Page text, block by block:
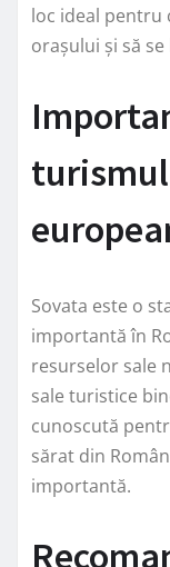
loc ideal pentru
orașului și să
Sovata este o
importantă în
resurselor sale
sale turistice
cunoscută
sărat din
importantă.